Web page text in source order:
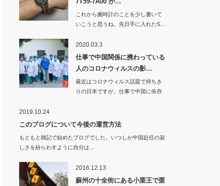
これから腕時計のことを少し書いて
いこうと思うね。先日手に入れたS…
2020.03.3
仕事で中国関係に携わっている
人のコロナウィルスの影…
最近はコロナウィルス話題で持ちき
りの日本ですが、仕事で中国に依存
2019.10.24
このブログについて今後の運営方法
もともと雑記で始めたブログでした。いつしか中国赴任の寂
しさを紛らわすように自分は…
2016.12.13
蘇州の十全街にある小栗王で栗